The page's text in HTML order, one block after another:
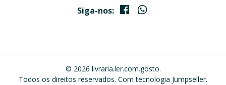
Siga-nos:
© 2026 livraria.ler.com.gosto.
Todos os direitos reservados. Com tecnologia Jumpseller.